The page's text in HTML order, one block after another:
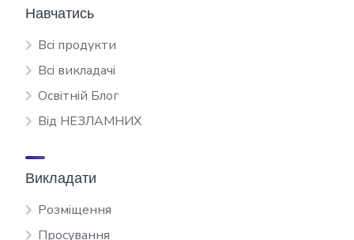
Навчатись
Всі продукти
Всі викладачі
Освітній Блог
Від НЕЗЛАМНИХ
Викладати
Розміщення
Просування